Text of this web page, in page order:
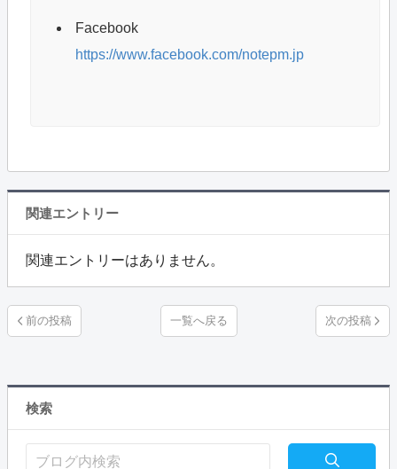
Facebook
https://www.facebook.com/notepm.jp
関連エントリー
関連エントリーはありません。
一覧へ戻る
検索